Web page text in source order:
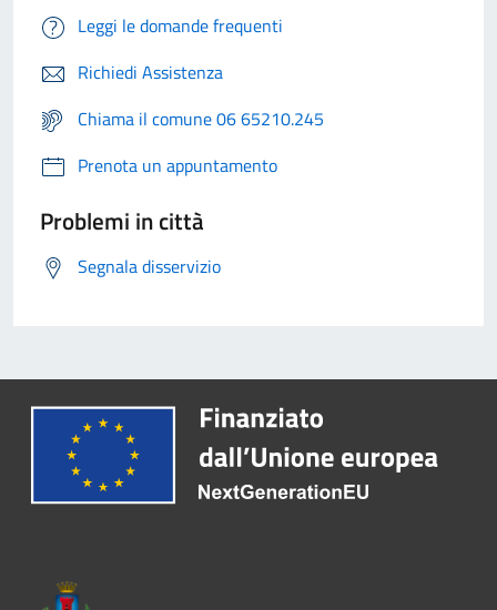
Leggi le domande frequenti
Richiedi Assistenza
Chiama il comune 06 65210.245
Prenota un appuntamento
Problemi in città
Segnala disservizio